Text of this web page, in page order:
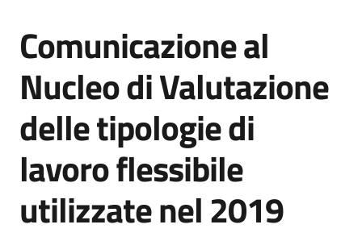
Servizi
Vivere
Canossa
P
Salta al contenuto
Comunicazione al
Nucleo di Valutazione
delle tipologie di
lavoro flessibile
utilizzate nel 2019